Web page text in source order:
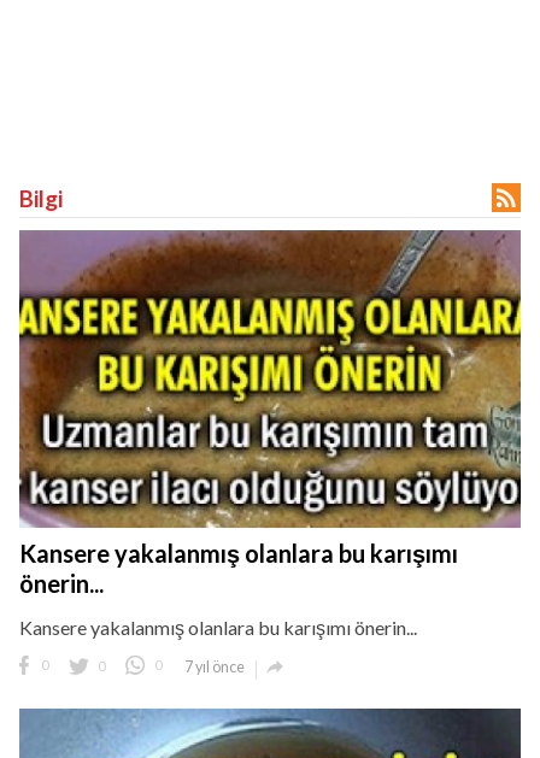
Bilgi 
Kansere yakalanmış olanlara bu karışımı
önerin...
Kansere yakalanmış olanlara bu karışımı önerin...
0 0 0 7 yıl önce 